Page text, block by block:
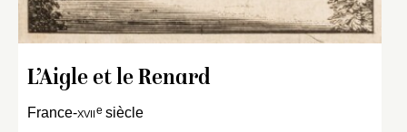
L’Aigle et le Renard
France-xviie siècle